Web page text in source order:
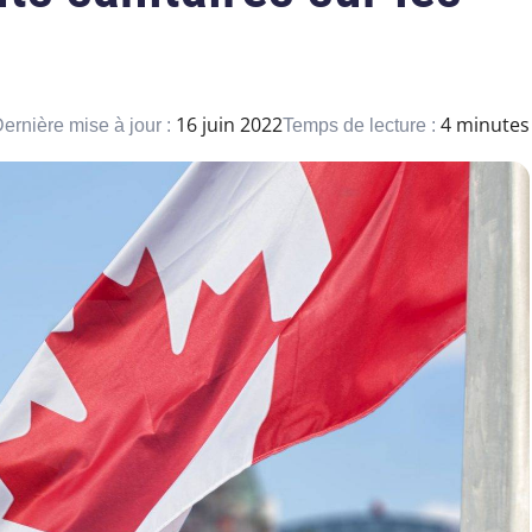
mise à jour : 16 juin 2022Temps de lecture : 4 minutes